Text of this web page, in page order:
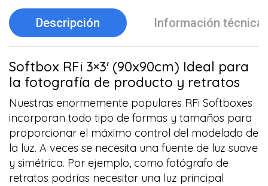
Descripción Información técnica
Softbox RFi 3×3′ (90x90cm) Ideal para
la fotografía de producto y retratos
Nuestras enormemente populares RFi Softboxes
incorporan todo tipo de formas y tamaños para
proporcionar el máximo control del modelado de
la luz. A veces se necesita una fuente de luz suave
y simétrica. Por ejemplo, como fotógrafo de
retratos podrías necesitar una luz principal